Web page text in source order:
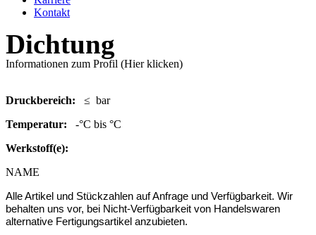
Kontakt
Dichtung
Informationen zum Profil (Hier klicken)
Druckbereich: ≤ bar
Temperatur: -°C bis °C
Werkstoff(e):
NAME
Alle Artikel und Stückzahlen auf Anfrage und Verfügbarkeit. Wir
behalten uns vor, bei Nicht-Verfügbarkeit von Handelswaren
alternative Fertigungsartikel anzubieten.